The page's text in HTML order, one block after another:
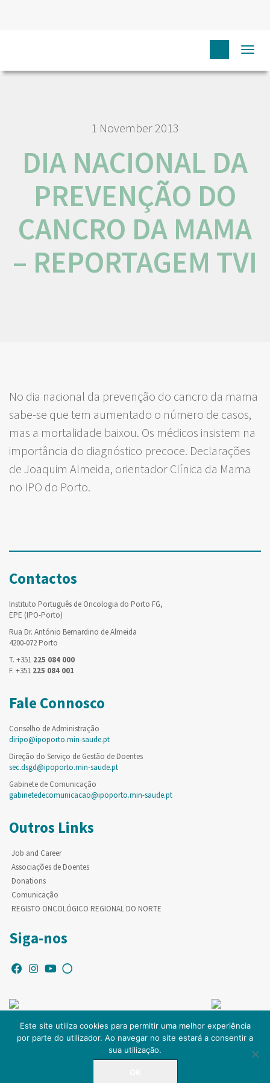
DIA NACIONAL
DA PREVENÇÃO DO CANCRO DA MAMA – REPORTAGEM TVI
1 November 2013
DIA NACIONAL DA
PREVENÇÃO DO
CANCRO DA MAMA
– REPORTAGEM TVI
No dia nacional da prevenção do cancro da mama
sabe-se que tem aumentado o número de casos,
mas a mortalidade baixou. Os médicos insistem na
importância do diagnóstico precoce. Declarações
de Joaquim Almeida, orientador Clínica da Mama
no IPO do Porto.
Contactos
Instituto Português de Oncologia do Porto FG,
EPE (IPO-Porto)
Rua Dr. António Bernardino de Almeida
4200-072 Porto
T. +351 225 084 000
F. +351 225 084 001
Fale Connosco
Conselho de Administração
diripo@ipoporto.min-saude.pt
Direção do Serviço de Gestão de Doentes
sec.dsgd@ipoporto.min-saude.pt
Gabinete de Comunicação
gabinetedecomunicacao@ipoporto.min-saude.pt
Outros Links
Job and Career
Associações de Doentes
Donations
Comunicação
REGISTO ONCOLÓGICO REGIONAL DO NORTE
Siga-nos
© Copyright IPO-PORTO. Todos os direitos reservados.
Este site utiliza cookies para permitir uma melhor experiência
por parte do utilizador. Ao navegar no site estará a consentir a
sua utilização.